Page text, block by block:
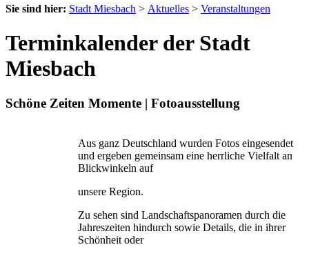
Sie sind hier: Stadt Miesbach > Aktuelles > Veranstaltungen
Terminkalender der Stadt
Miesbach
Schöne Zeiten Momente | Fotoausstellung
Aus ganz Deutschland wurden Fotos eingesendet
und ergeben gemeinsam eine herrliche Vielfalt an
Blickwinkeln auf
unsere Region.
Zu sehen sind Landschaftspanoramen durch die
Jahreszeiten hindurch sowie Details, die in ihrer
Schönheit oder